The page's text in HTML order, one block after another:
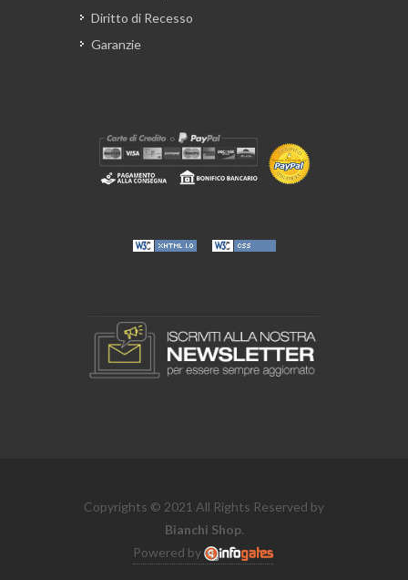
Diritto di Recesso
Garanzie
Copyrights © 2021 All Rights Reserved by
Bianchi Shop.
Powered by